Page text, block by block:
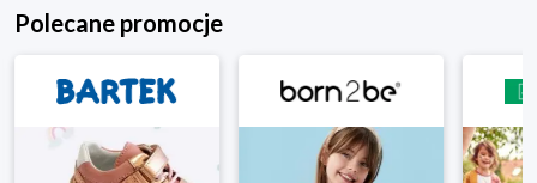
Polecane promocje